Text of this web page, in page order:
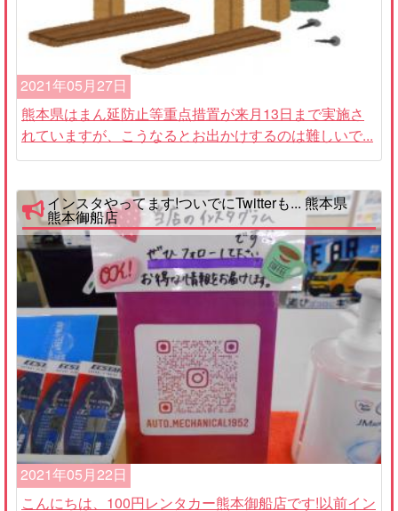
2021年05月27日
熊本県はまん延防止等重点措置が来月13日まで実施さ
れていますが、こうなるとお出かけするのは難しいで...
インスタやってます!ついでにTwitterも... 熊本県
熊本御船店
2021年05月22日
こんにちは、100円レンタカー熊本御船店です!以前イン